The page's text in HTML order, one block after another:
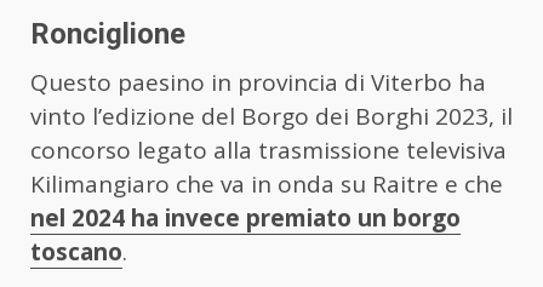
Ronciglione
Questo paesino in provincia di Viterbo ha
vinto l’edizione del Borgo dei Borghi 2023, il
concorso legato alla trasmissione televisiva
Kilimangiaro che va in onda su Raitre e che
nel 2024 ha invece premiato un borgo
toscano.